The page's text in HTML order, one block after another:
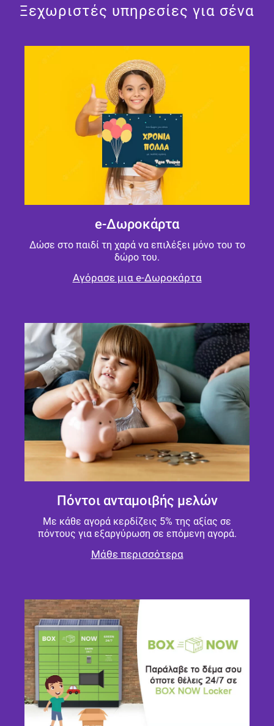
Ξεχωριστές υπηρεσίες για σένα
e-Δωροκάρτα
Δώσε στο παιδί τη χαρά να επιλέξει μόνο του το
δώρο του.
Αγόρασε μια e-Δωροκάρτα
Πόντοι ανταμοιβής μελών
Με κάθε αγορά κερδίζεις 5% της αξίας σε
πόντους για εξαργύρωση σε επόμενη αγορά.
Μάθε περισσότερα